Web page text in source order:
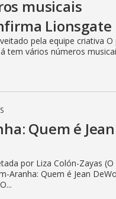
musicais
Lionsgate
pela equipe criativa O
tem vários números
Quem é Jean
por Liza Colón-Zayas (O
Aranha: Quem é Jean